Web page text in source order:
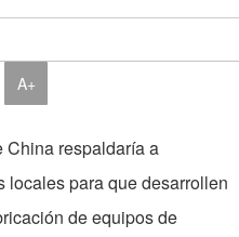
A+
China respaldaría a
locales para que desarrollen
de equipos de